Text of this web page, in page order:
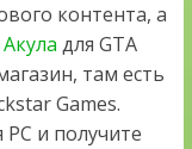
контента, а
для GTA
там есть
Games.
и получите